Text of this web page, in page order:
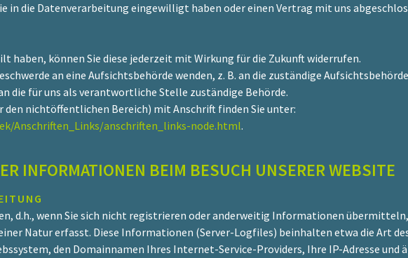
in die Datenverarbeitung eingewilligt haben oder einen Vertrag mit uns
haben, können Sie diese jederzeit mit Wirkung für die Zukunft widerrufen.
an eine Aufsichtsbehörde wenden, z. B. an die zuständige
die für uns als verantwortliche Stelle zuständige Behörde.
den nichtöffentlichen Bereich) mit Anschrift finden Sie unter:
Anschriften_Links/anschriften_links-node.html.
INFORMATIONEN BEIM BESUCH UNSERER WEBSITE
d.h., wenn Sie sich nicht registrieren oder anderweitig Informationen
Natur erfasst. Diese Informationen (Server-Logfiles) beinhalten etwa die Art
den Domainnamen Ihres Internet-Service-Providers, Ihre IP-Adresse und